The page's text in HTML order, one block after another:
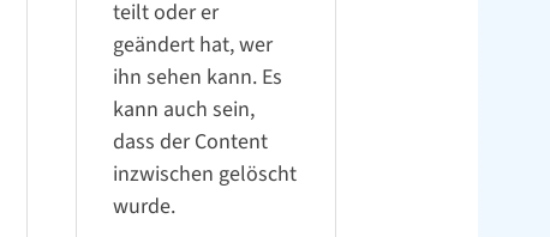
teilt oder er
geändert hat, wer
ihn sehen kann. Es
kann auch sein,
dass der Content
inzwischen gelöscht
wurde.